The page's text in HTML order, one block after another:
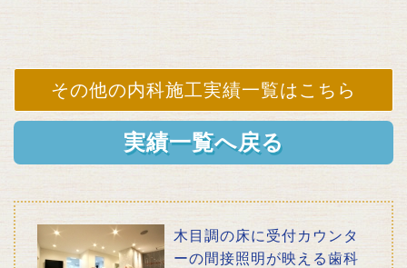
その他の内科施工実績一覧はこちら
実績一覧へ戻る
木目調の床に受付カウンタ
ーの間接照明が映える歯科